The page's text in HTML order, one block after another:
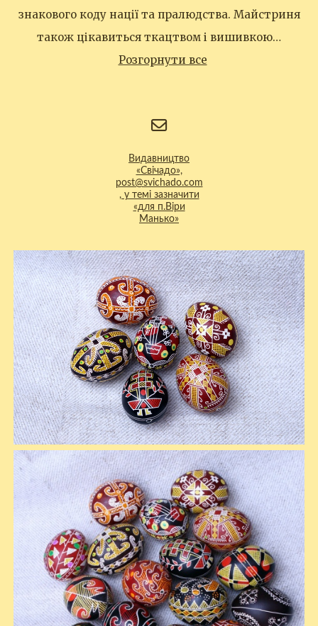
знакового коду нації та пралюдства. Майстриня
також цікавиться ткацтвом і вишивкою…
Розгорнути все
Видавництво
«Свічадо»,
post@svichado.com
, у темі зазначити
«для п.Віри
Манько»